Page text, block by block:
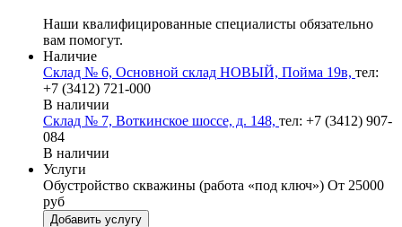
Наши квалифицированные специалисты обязательно
вам помогут.
Наличие
Склад № 6, Основной склад НОВЫЙ, Пойма 19в, тел:
+7 (3412) 721-000
В наличии
Склад № 7, Воткинское шоссе, д. 148, тел: +7 (3412) 907-
084
В наличии
Услуги
Обустройство скважины (работа «под ключ») От 25000
руб
Добавить услугу